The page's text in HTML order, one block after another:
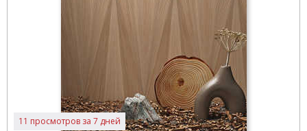
11 просмотров за 7 дней